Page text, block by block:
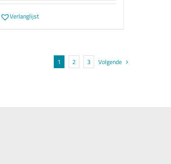
Verlanglijst
1 2 3 Volgende